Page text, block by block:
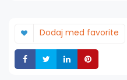
Dodaj med favorite
Deli Deli Deli